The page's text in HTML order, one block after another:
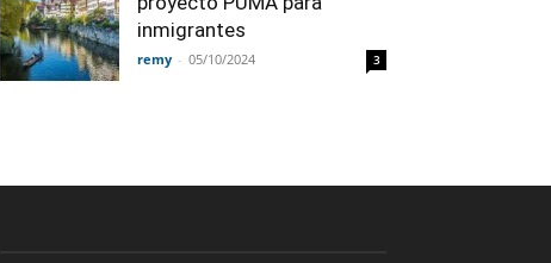
inmigrantes
remy - 05/10/2024 3